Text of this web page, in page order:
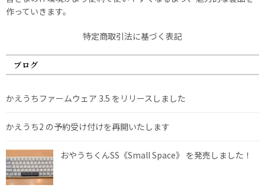
作っていきます。
特定商取引法に基づく表記
ブログ
かえうちファームウェア 3.5 をリリースしました
かえうち2 の予約受け付けを再開いたします
おやうちくんSS《Small Space》 を発売しました！